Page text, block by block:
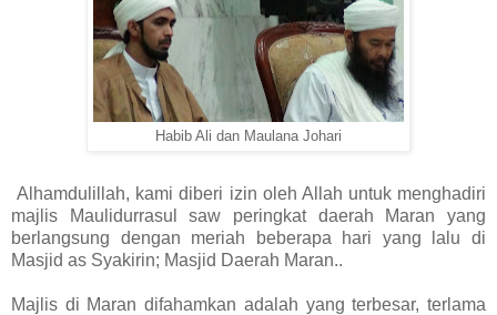
Habib Ali dan Maulana Johari
Alhamdulillah, kami diberi izin oleh Allah untuk menghadiri
majlis Maulidurrasul saw peringkat daerah Maran yang
berlangsung dengan meriah beberapa hari yang lalu di
Masjid as Syakirin; Masjid Daerah Maran..
Majlis di Maran difahamkan adalah yang terbesar, terlama